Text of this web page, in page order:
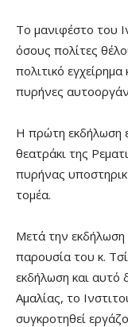
Το μανιφέστο του
όσους πολίτες
πολιτικό
πυρήνες
Η πρώτη εκδήλωση
θεατράκι της
πυρήνας
τομέα.
Μετά την εκδήλωση
παρουσία του κ.
εκδήλωση και αυτό
Αμαλίας, το
συγκροτηθεί